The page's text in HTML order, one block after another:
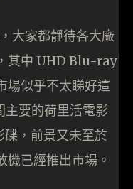
大家都靜待各大廠
其中 UHD Blu-ray
場似乎不太睇好這
要的荷里活電影
，前景又未至於
機已經推出市場。